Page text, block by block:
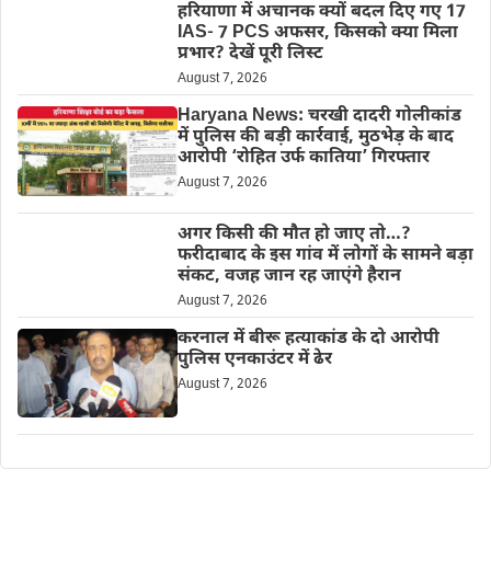
हरियाणा में अचानक क्यों बदल दिए गए 17
IAS- 7 PCS अफसर, किसको क्या मिला
प्रभार? देखें पूरी लिस्ट
August 7, 2026
Haryana News: चरखी दादरी गोलीकांड
में पुलिस की बड़ी कार्रवाई, मुठभेड़ के बाद
आरोपी ‘रोहित उर्फ कातिया’ गिरफ्तार
August 7, 2026
अगर किसी की मौत हो जाए तो…?
फरीदाबाद के इस गांव में लोगों के सामने बड़ा
संकट, वजह जान रह जाएंगे हैरान
August 7, 2026
करनाल में बीरू हत्याकांड के दो आरोपी
पुलिस एनकाउंटर में ढेर
August 7, 2026